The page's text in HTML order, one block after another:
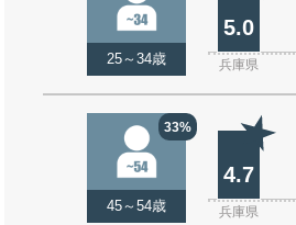
25～34歳
5.0
兵庫県
33%
45～54歳
4.7
兵庫県